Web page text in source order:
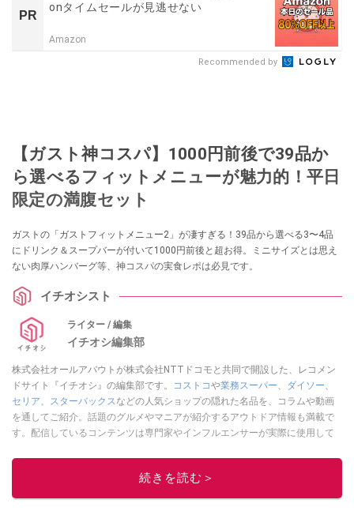
PR
onタイムセールが見逃せない
Amazon
Recommended by
【ガスト神コスパ】1000円前後で39品か
ら選べるフィットメニューが魅力的！平日
限定の満腹セット
ガストの「ガストフィットメニュー2」が凄すぎる！39品から選べる3〜4品
にドリンク＆スープバーが付いて1000円前後と超お得。ミニサイズとは思え
ない肉厚ハンバーグ等、神コスパの実食レポは必見です。
イチオシスト
ライター / 編集
イチオシ編集部
株式会社オールアバウトが株式会社NTTドコモと共同で開設した、レコメン
ドサイト『イチオシ』の編集部です。
コストコや業務スーパー、 ダイソー、
セリア、 スターバックスなどの人気ショップの隠れた名品を、コラムや動画
を通してご紹介。話題のグルメやマニアが紹介するアウトドア情報も満載で
す。配信しているコンテンツは専門家やインフルエンサーが実際に使用して
ニュースでフォロー
続きを読む＞